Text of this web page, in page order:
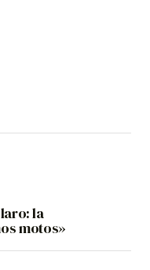
la
motos»